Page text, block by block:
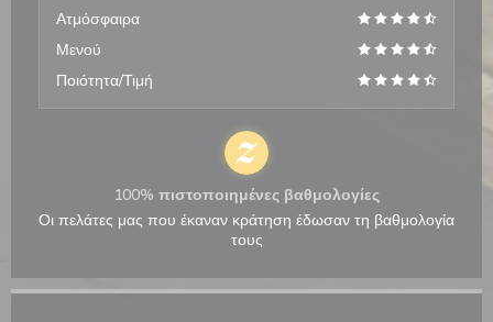
Ατμόσφαιρα
Μενού
Ποιότητα/Τιμή
100% πιστοποιημένες βαθμολογίες
Οι πελάτες μας που έκαναν κράτηση έδωσαν τη βαθμολογία
τους